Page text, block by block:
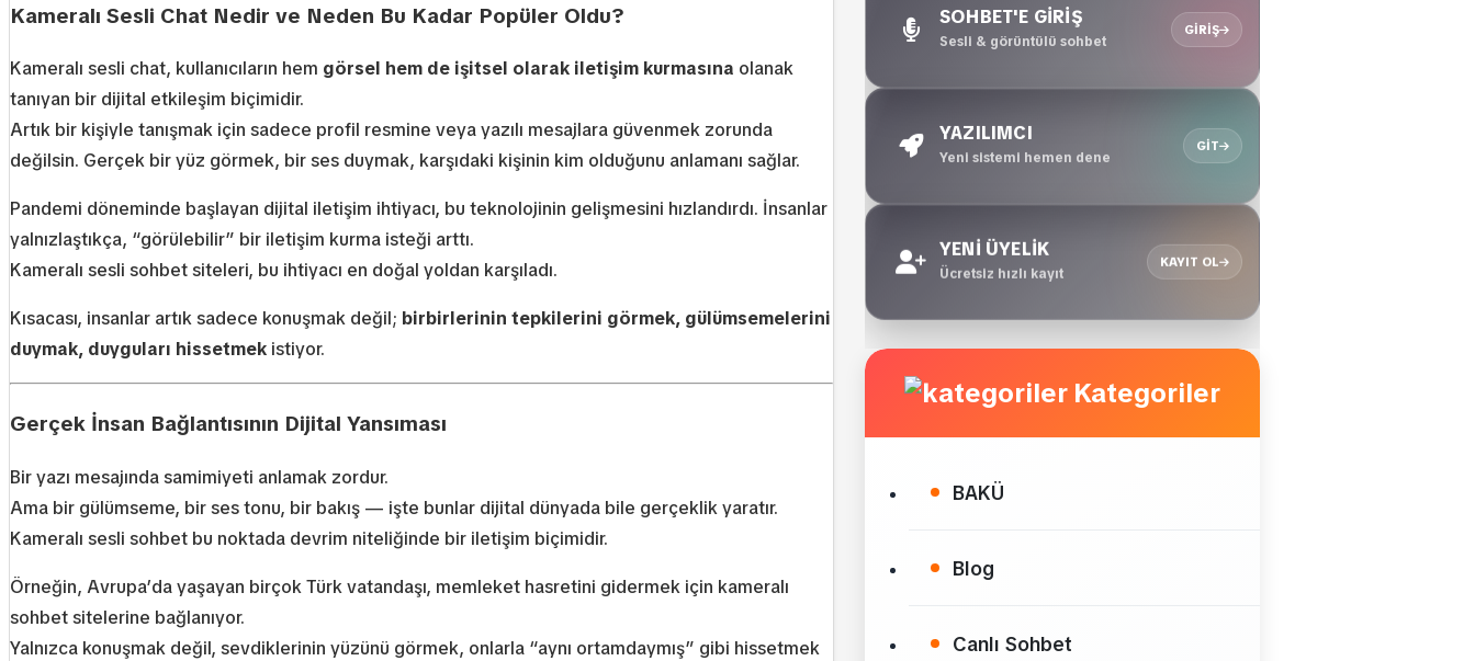
Kameralı Sesli Chat Nedir ve Neden Bu Kadar Popüler Oldu?
Kameralı sesli chat, kullanıcıların hem görsel hem de işitsel olarak iletişim kurmasına olanak
tanıyan bir dijital etkileşim biçimidir.
Artık bir kişiyle tanışmak için sadece profil resmine veya yazılı mesajlara güvenmek zorunda
değilsin. Gerçek bir yüz görmek, bir ses duymak, karşıdaki kişinin kim olduğunu anlamanı sağlar.
Pandemi döneminde başlayan dijital iletişim ihtiyacı, bu teknolojinin gelişmesini hızlandırdı. İnsanlar
yalnızlaştıkça, “görülebilir” bir iletişim kurma isteği arttı.
Kameralı sesli sohbet siteleri, bu ihtiyacı en doğal yoldan karşıladı.
Kısacası, insanlar artık sadece konuşmak değil; birbirlerinin tepkilerini görmek, gülümsemelerini
duymak, duyguları hissetmek istiyor.
Gerçek İnsan Bağlantısının Dijital Yansıması
Bir yazı mesajında samimiyeti anlamak zordur.
Ama bir gülümseme, bir ses tonu, bir bakış — işte bunlar dijital dünyada bile gerçeklik yaratır.
Kameralı sesli sohbet bu noktada devrim niteliğinde bir iletişim biçimidir.
Örneğin, Avrupa’da yaşayan birçok Türk vatandaşı, memleket hasretini gidermek için kameralı
sohbet sitelerine bağlanıyor.
Yalnızca konuşmak değil, sevdiklerinin yüzünü görmek, onlarla “aynı ortamdaymış” gibi hissetmek
SOHBET'E GİRİŞ
Sesli & görüntülü sohbet
GIRIŞ
YAZILIMCI
Yeni sistemi hemen dene
GIT
YENİ ÜYELİK
Ücretsiz hızlı kayıt
KAYIT OL
Kategoriler
BAKÜ
Blog
Canlı Sohbet